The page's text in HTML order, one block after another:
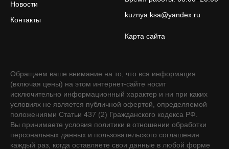
Новости
Контакты
kuznya.ksa@yandex.ru
Карта сайта
Обращаем ваше внимание на то, что вся информация
(включая цены) на этом интернет-сайте носит
исключительно информационный характер и ни при каких
условиях не является публичной офертой, определяемой
положениями Статьи 437 (2) Гражданского кодекса РФ.
Вы принимаете условия политики в отношении обработки
персональных данных и пользовательского соглашения
каждый раз, когда оставляете свои данные в любой форме